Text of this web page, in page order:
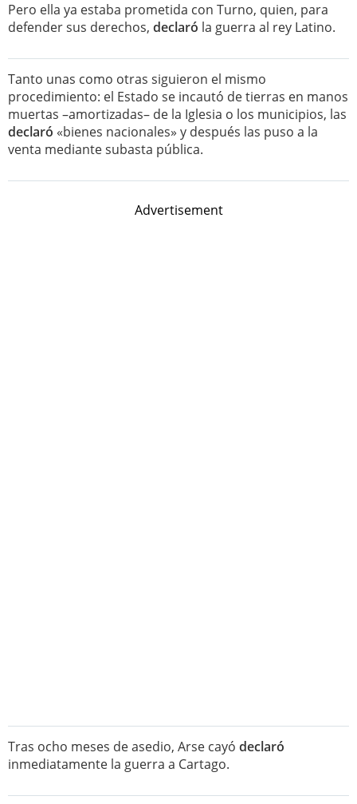
Pero ella ya estaba prometida con Turno, quien, para
defender sus derechos, declaró la guerra al rey Latino.
Tanto unas como otras siguieron el mismo
procedimiento: el Estado se incautó de tierras en manos
muertas –amortizadas– de la Iglesia o los municipios, las
declaró «bienes nacionales» y después las puso a la
venta mediante subasta pública.
Advertisement
Tras ocho meses de asedio, Arse cayó declaró
inmediatamente la guerra a Cartago.